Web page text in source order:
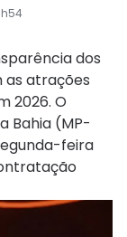
dos
as atrações
2026. O
Bahia (MP-
feira